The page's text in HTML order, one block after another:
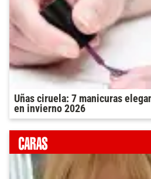
Uñas ciruela: 7 manicuras
en invierno 2026